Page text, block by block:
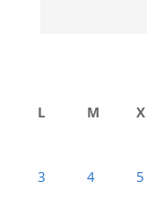
L
M X
3
4 5